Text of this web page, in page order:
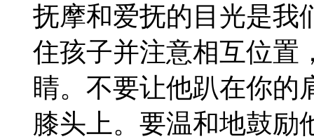
抚摩和爱抚的目光是我
住孩子并注意相互位置
睛。不要让他趴在你的
膝头上。要温和地鼓励